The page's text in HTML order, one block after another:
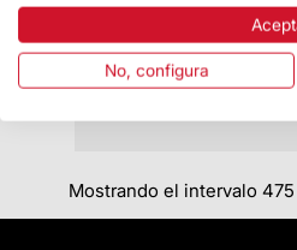
El acto se celebró
a las 18:30 en la
Mostrando el intervalo
No, configura